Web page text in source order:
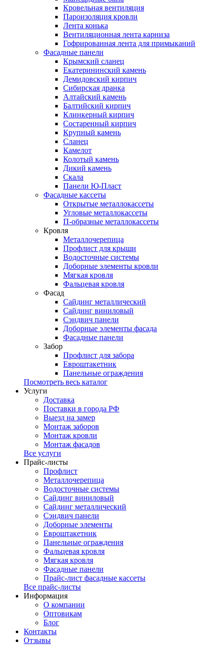
Кровельная вентиляция
Пароизоляция кровли
Лента конька
Вентиляционная лента карниза
Гофрированная лента для примыканий
Фасадные панели
Крымский сланец
Екатерининский камень
Демидовский кирпич
Сибирская дранка
Алтайский камень
Балтийский кирпич
Клинкерный кирпич
Состаренный кирпич
Крупный камень
Сланец
Камелот
Колотый камень
Дикий камень
Скала
Панели Ю-Пласт
Фасадные кассеты
Открытые металлокассеты
Угловые металлокассеты
П-образные металлокассеты
Кровля
Металлочерепица
Профлист для крыши
Водосточные системы
Доборные элементы кровли
Мягкая кровля
Фальцевая кровля
Фасад
Сайдинг металлический
Сайдинг виниловый
Сэндвич панели
Доборные элементы фасада
Фасадные панели
Забор
Профлист для забора
Евроштакетник
Панельные ограждения
Посмотреть весь каталог
Услуги
Доставка
Поставки в города РФ
Выезд на замер
Монтаж заборов
Монтаж кровли
Монтаж фасадов
Все услуги
Прайс-листы
Профлист
Металлочерепица
Водосточные системы
Сайдинг виниловый
Сайдинг металлический
Сэндвич панели
Доборные элементы
Евроштакетник
Панельные ограждения
Фальцевая кровля
Мягкая кровля
Фасадные панели
Прайс-лист фасадные кассеты
Все прайс-листы
Информация
О компании
Оптовикам
Блог
Контакты
Отзывы